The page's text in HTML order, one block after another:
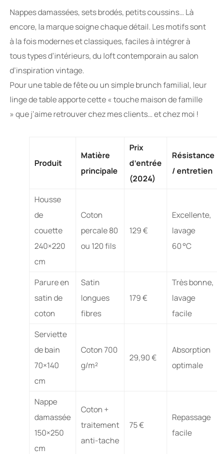
Nappes damassées, sets brodés, petits coussins… Là
encore, la marque soigne chaque détail. Les motifs sont
à la fois modernes et classiques, faciles à intégrer à
tous types d’intérieurs, du loft contemporain au salon
d’inspiration vintage.
Pour une table de fête ou un simple brunch familial, leur
linge de table apporte cette « touche maison de famille
» que j’aime retrouver chez mes clients… et chez moi !
Produit
Matière
principale
Prix
d’entrée
(2024)
Résistance
/ entretien
Housse
de
couette
240×220
cm
Coton
percale 80
ou 120 fils
129 €
Excellente,
lavage
60 °C
Parure en
satin de
coton
Satin
longues
fibres
179 €
Très bonne,
lavage
facile
Serviette
de bain
70×140
cm
Coton 700
g/m²
29,90 €
Absorption
optimale
Nappe
damassée
150×250
cm
Coton +
traitement
anti-tache
75 €
Repassage
facile